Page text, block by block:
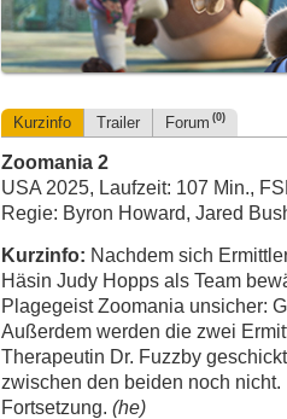
Kurzinfo Trailer Forum (0)
Zoomania 2
USA 2025, Laufzeit: 107 Min.,
Regie: Byron Howard, Jared
Kurzinfo: Nachdem sich
Häsin Judy Hopps als Team
Plagegeist Zoomania unsicher:
Außerdem werden die zwei
Therapeutin Dr. Fuzzby
zwischen den beiden noch
Fortsetzung. (he)